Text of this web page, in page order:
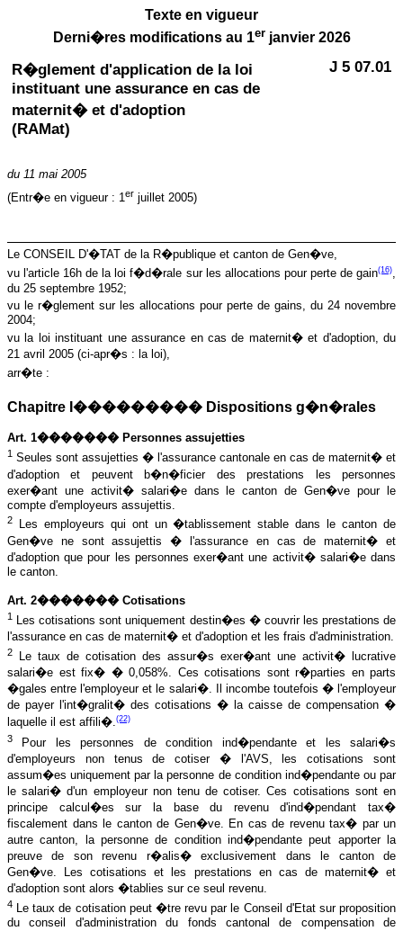
Texte en vigueur
Derni�res modifications au 1erjanvier 2026
R�glement d'application de la loi
instituant une assurance en cas de
maternit� et d'adoption
(RAMat)
J 5 07.01
du 11 mai 2005
(Entr�e en vigueur : 1er juillet 2005)
Le CONSEIL D'�TAT de la R�publique et canton de Gen�ve,
vu l'article 16h de la loi f�d�rale sur les allocations pour perte de gain(16),
du 25 septembre 1952;
vu le r�glement sur les allocations pour perte de gains, du 24 novembre
2004;
vu la loi instituant une assurance en cas de maternit� et d'adoption, du
21 avril 2005 (ci-apr�s : la loi),
arr�te :
Chapitre I��������� Dispositions g�n�rales
Art. 1������� Personnes assujetties
1 Seules sont assujetties � l'assurance cantonale en cas de maternit� et
d'adoption et peuvent b�n�ficier des prestations les personnes
exer�ant une activit� salari�e dans le canton de Gen�ve pour le
compte d'employeurs assujettis.
2
Les employeurs qui ont un �tablissement stable dans le canton de
Gen�ve ne sont assujettis � l'assurance en cas de maternit� et
d'adoption que pour les personnes exer�ant une activit� salari�e dans
le canton.
Art. 2������� Cotisations
1
Les cotisations sont uniquement destin�es � couvrir les prestations de
l'assurance en cas de maternit� et d'adoption et les frais d'administration.
2
Le taux de cotisation des assur�s exer�ant une activit� lucrative
salari�e est fix� � 0,058%. Ces cotisations sont r�parties en parts
�gales entre l'employeur et le salari�. Il incombe toutefois � l'employeur
de payer l'int�gralit� des cotisations � la caisse de compensation �
laquelle il est affili�.(22)
3
Pour les personnes de condition ind�pendante et les salari�s
d'employeurs non tenus de cotiser � l'AVS, les cotisations sont
assum�es uniquement par la personne de condition ind�pendante ou par
le salari� d'un employeur non tenu de cotiser. Ces cotisations sont en
principe calcul�es sur la base du revenu d'ind�pendant tax�
fiscalement dans le canton de Gen�ve. En cas de revenu tax� par un
autre canton, la personne de condition ind�pendante peut apporter la
preuve de son revenu r�alis� exclusivement dans le canton de
Gen�ve. Les cotisations et les prestations en cas de maternit� et
d'adoption sont alors �tablies sur ce seul revenu.
4 Le taux de cotisation peut �tre revu par le Conseil d'Etat sur proposition
du conseil d'administration du fonds cantonal de compensation de